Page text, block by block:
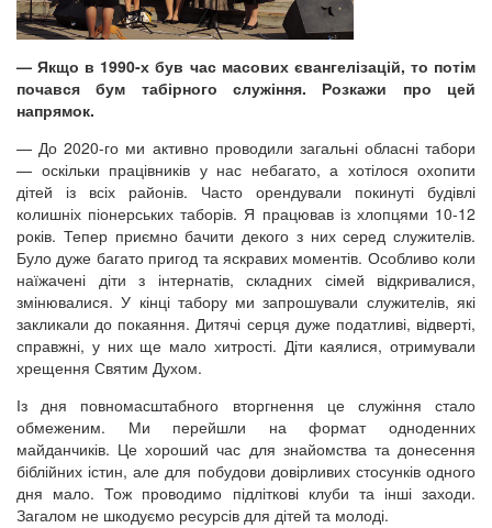
— Якщо в 1990-х був час масових євангелізацій, то потім
почався бум табірного служіння. Розкажи про цей
напрямок.
— До 2020-го ми активно проводили загальні обласні табори
— оскільки працівників у нас небагато, а хотілося охопити
дітей із всіх районів. Часто орендували покинуті будівлі
колишніх піонерських таборів. Я працював із хлопцями 10-12
років. Тепер приємно бачити декого з них серед служителів.
Було дуже багато пригод та яскравих моментів. Особливо коли
наїжачені діти з інтернатів, складних сімей відкривалися,
змінювалися. У кінці табору ми запрошували служителів, які
закликали до покаяння. Дитячі серця дуже податливі, відверті,
справжні, у них ще мало хитрості. Діти каялися, отримували
хрещення Святим Духом.
Із дня повномасштабного вторгнення це служіння стало
обмеженим. Ми перейшли на формат одноденних
майданчиків. Це хороший час для знайомства та донесення
біблійних істин, але для побудови довірливих стосунків одного
дня мало. Тож проводимо підліткові клуби та інші заходи.
Загалом не шкодуємо ресурсів для дітей та молоді.